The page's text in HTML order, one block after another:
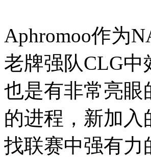
Aphromoo作为
老牌强队CLG
也是有非常亮眼
的进程，新加
找联赛中强有力